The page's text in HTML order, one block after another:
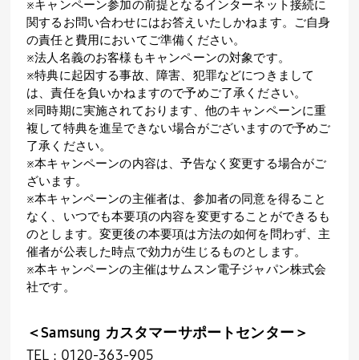
※キャンペーン参加の前提となるインターネット接続に
関するお問い合わせにはお答えいたしかねます。ご自身
の責任と費用においてご準備ください。
※法人名義のお客様もキャンペーンの対象です。
※特典に起因する事故、障害、犯罪などにつきまして
は、責任を負いかねますので予めご了承ください。
※同時期に実施されております、他のキャンペーンに重
複して特典を進呈できない場合がございますので予めご
了承ください。
※本キャンペーンの内容は、予告なく変更する場合がご
ざいます。
※本キャンペーンの主催者は、参加者の同意を得ること
なく、いつでも本要項の内容を変更することができるも
のとします。変更後の本要項は方法の如何を問わず、主
催者が公表した時点で効力が生じるものとします。
※本キャンペーンの主催はサムスン電子ジャパン株式会
社です。
＜Samsung カスタマーサポートセンター＞
TEL : 0120-363-905